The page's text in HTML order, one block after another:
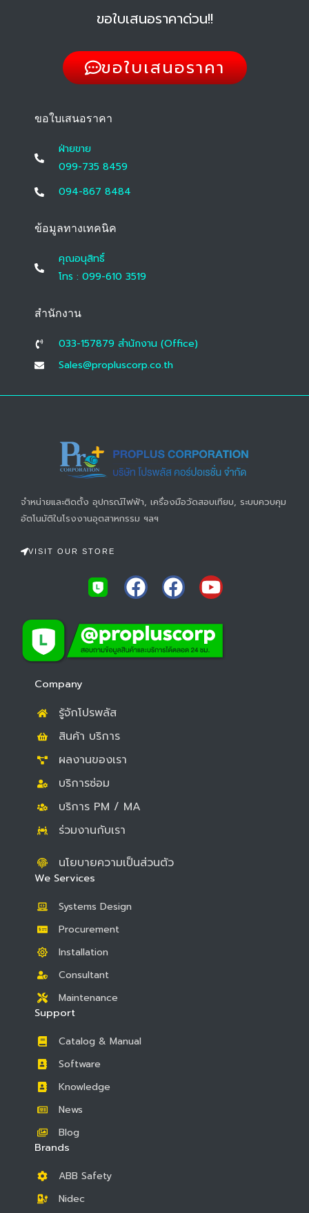
ขอใบเสนอราคาด่วน!!
ขอใบเสนอราคา
ขอใบเสนอราคา
ฝ่ายขาย
099-735 8459
094-867 8484
ข้อมูลทางเทคนิค
คุณอนุสิทธิ์
โทร : 099-610 3519
สำนักงาน
033-157879 สํานักงาน (Office)
Sales@propluscorp.co.th
จำหน่ายและติดตั้ง อุปกรณ์ไฟฟ้า, เครื่องมือวัดสอบเทียบ, ระบบควบคุม
อัตโนมัติในโรงงานอุตสาหกรรม ฯลฯ
VISIT OUR STORE
F
a
c
e
b
F
a
c
e
b
Y
o
u
t
u
Company
รู้จักโปรพลัส
สินค้า บริการ
ผลงานของเรา
บริการซ่อม
บริการ PM / MA
ร่วมงานกับเรา
นโยบายความเป็นส่วนตัว
We Services
Systems Design
Procurement
Installation
Consultant
Maintenance
Support
Catalog & Manual
Software
Knowledge
News
Blog
Brands
ABB Safety
Nidec